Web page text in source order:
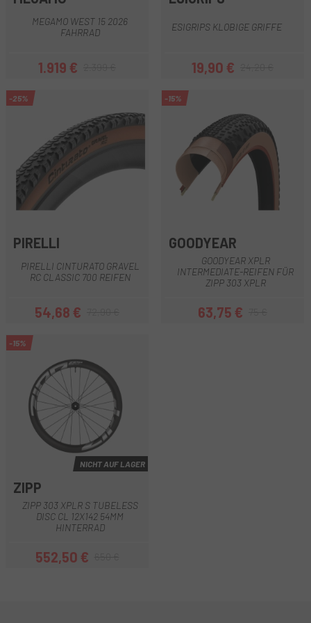
MEGAMO WEST 15 2026
FAHRRAD
Preis
1.919 €Regulärer Preis
ESIGRIPS KLOBIGE GRIFFE
Preis
19,90 €Regulärer Preis
-25%
PIRELLI
PIRELLI CINTURATO GRAVEL
RC CLASSIC 700 REIFEN
Preis
54,68 €Regulärer Preis
-15%
GOODYEAR
GOODYEAR XPLR
INTERMEDIATE-REIFEN FÜR
ZIPP 303 XPLR
Preis
63,75 €Regulärer Preis
-15%
NICHT AUF LAGER
ZIPP
ZIPP 303 XPLR S TUBELESS
DISC CL 12X142 54MM
HINTERRAD
Preis
552,50 €Regulärer Preis